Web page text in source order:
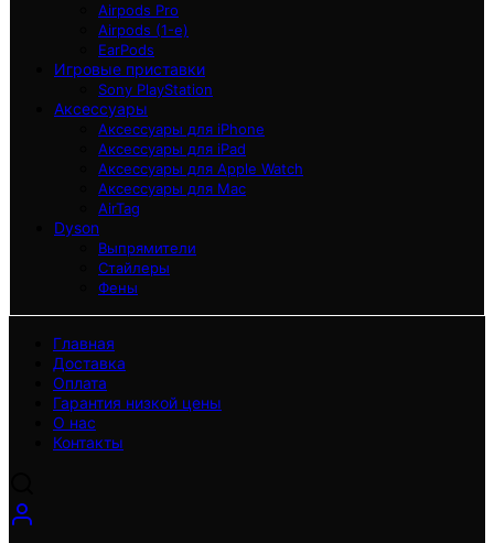
Airpods Pro
Airpods (1-е)
EarPods
Игровые приставки
Sony PlayStation
Аксессуары
Аксессуары для iPhone
Аксессуары для iPad
Аксессуары для Apple Watch
Аксессуары для Mac
AirTag
Dyson
Выпрямители
Стайлеры
Фены
Главная
Доставка
Оплата
Гарантия низкой цены
О нас
Контакты